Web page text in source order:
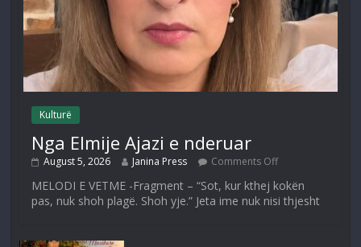
Kulturë
Nga Elmije Ajazi e nderuar
August 5, 2026 Janina Press Comments Off
MELODI E VETME -Fragment – “Sot, kur kthej kokën
pas, nuk shoh plagë. Shoh yje.” Jeta ime nuk nisi thjesht